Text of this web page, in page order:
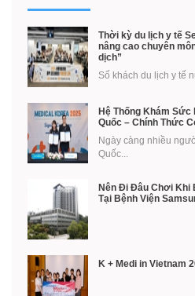
Thời kỳ du lịch y tế
nâng cao chuyên
dịch”
Số khách du lịch y tế
Hệ Thống Khám Sức
Quốc – Chính Thức
Ngày càng nhiều
Quốc...
Nên Đi Đâu Chơi Khi
Tại Bệnh Viện
K + Medi in Vietnam